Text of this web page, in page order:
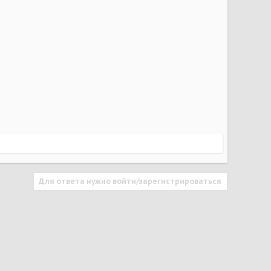
Для ответа нужно войти/зарегистрироваться